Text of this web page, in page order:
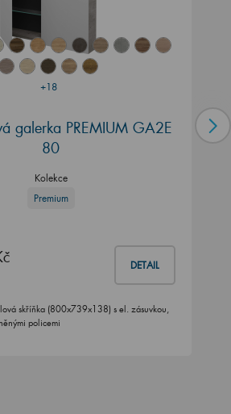
+18
galerka PREMIUM GA2E
80
Kolekce
Premium
DETAIL
skříňka (800x739x138) s el. zásuvkou,
policemi